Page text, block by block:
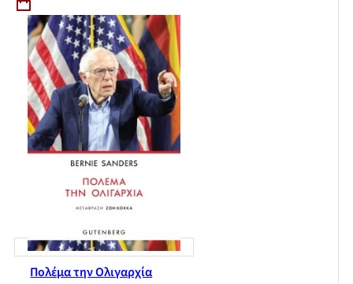
Πολέμα την Ολιγαρχία